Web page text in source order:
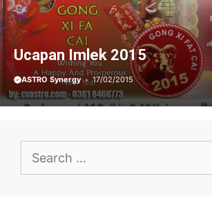
Ucapan Imlek 2015
ASTRO Synergy 17/02/2015
Search